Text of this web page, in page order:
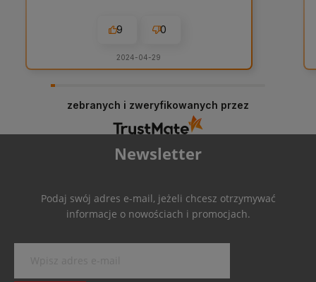
9 0
2024-04-29
zebranych i zweryfikowanych przez
Newsletter
Podaj swój adres e-mail, jeżeli chcesz otrzymywać
informacje o nowościach i promocjach.